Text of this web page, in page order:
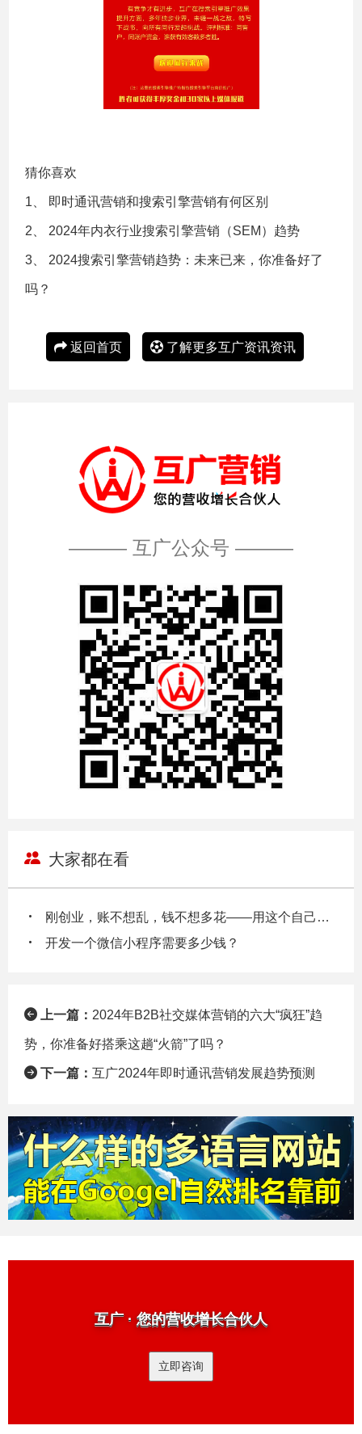
猜你喜欢
1、 即时通讯营销和搜索引擎营销有何区别
2、 2024年内衣行业搜索引擎营销（SEM）趋势
3、 2024搜索引擎营销趋势：未来已来，你准备好了
吗？
返回首页 了解更多互广资讯资讯
——— 互广公众号 ———
大家都在看
刚创业，账不想乱，钱不想多花——用这个自己也能把账做明白
开发一个微信小程序需要多少钱？
上一篇： 2024年B2B社交媒体营销的六大“疯狂”趋
势，你准备好搭乘这趟“火箭”了吗？
下一篇： 互广2024年即时通讯营销发展趋势预测
互广 · 您的营收增长合伙人
立即咨询